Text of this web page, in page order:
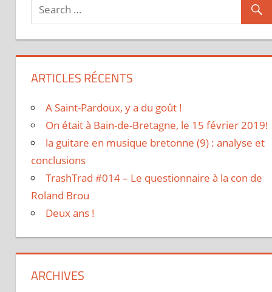
ARTICLES RÉCENTS
A Saint-Pardoux, y a du goût !
On était à Bain-de-Bretagne, le 15 février 2019!
la guitare en musique bretonne (9) : analyse et
conclusions
TrashTrad #014 – Le questionnaire à la con de
Roland Brou
Deux ans !
ARCHIVES